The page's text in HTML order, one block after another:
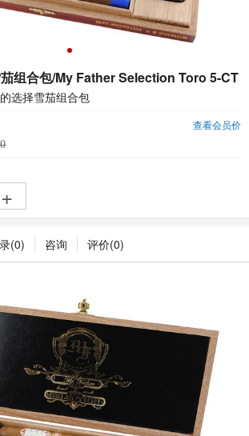
组合包/My Father Selection Toro 5-CT
选择雪茄组合包
查看会员价
+
(0) 咨询 评价(0)